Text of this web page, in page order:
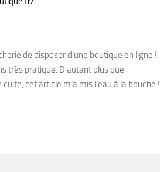
de disposer d’une boutique en ligne !
très pratique. D’autant plus que
cet article m’a mis l’eau à la bouche !